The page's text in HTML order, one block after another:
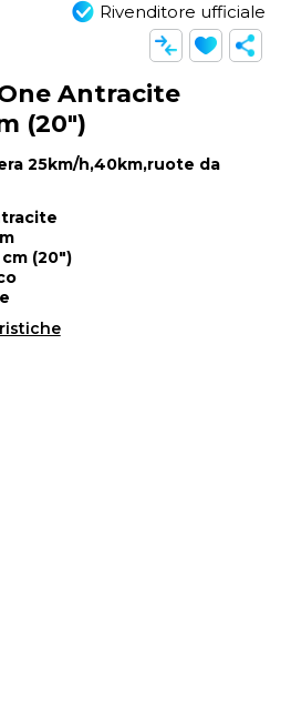
Rivenditore ufficiale
Antracite
(20")
25km/h,40km,ruote da
(20")